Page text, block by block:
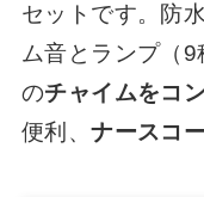
セットです。防
ム音とランプ（
のチャイムをコ
便利、ナースコ